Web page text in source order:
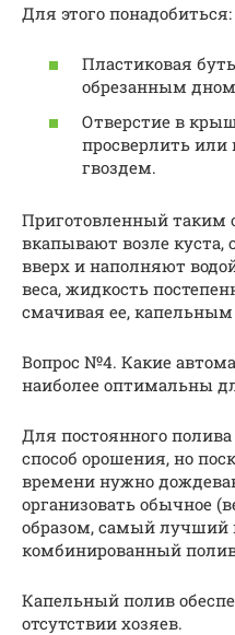
Для этого понадобиться:
Пластиковая
обрезанным
Отверстие в
просверлить
гвоздем.
Приготовленный таким
вкапывают возле
вверх и наполняют
веса, жидкость
смачивая ее,
Вопрос №4. Какие
наиболее оптимальны
Для постоянного
способ орошения, но
времени нужно
организовать обычное
образом, самый лучший
комбинированный
Капельный полив
отсутствии хозяев.